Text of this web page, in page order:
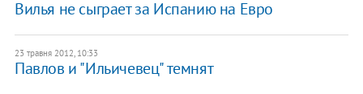
Вилья не сыграет за Испанию на Евро
23 травня 2012, 10:33
Павлов и "Ильичевец" темнят